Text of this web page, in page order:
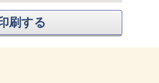
刷する